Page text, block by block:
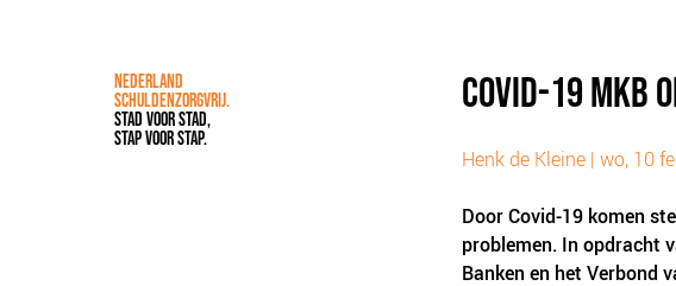
NEDERLAND
SCHULDENZORGVRIJ.
STAD VOOR STAD,
STAP VOOR STAP.
COVID-19 MKB
Henk de Kleine | wo, 10
Door Covid-19 komen
problemen. In opdracht
Banken en het Verbond